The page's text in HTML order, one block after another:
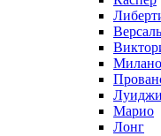
Версаль
Милано
Луиджи
Марио
Лонг